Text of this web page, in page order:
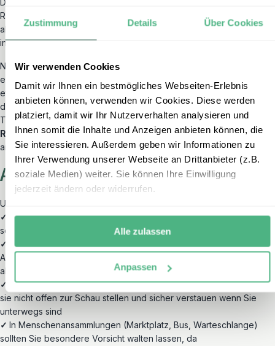
Zustimmung Details Über Cookies
Wir verwenden Cookies
Damit wir Ihnen ein bestmögliches Webseiten-Erlebnis
anbieten können, verwenden wir Cookies. Diese werden
platziert, damit wir Ihr Nutzerverhalten analysieren und
Ihnen somit die Inhalte und Anzeigen anbieten können, die
Sie interessieren. Außerdem geben wir Informationen zu
Ihrer Verwendung unserer Webseite an Drittanbieter (z.B.
soziale Medien) weiter. Sie können Ihre Einwilligung
jederzeit ändern oder widerrufen.
Alle zulassen
Anpassen
Das
Reisehinweise zu Nepal auf. Obwohl diese nicht immer regelmäßig
aktualisiert werden kann man sich dort ganz gut
informieren:Deutsches Auswärtiges Amt
Nepal ist ein Entwicklungsland und ein Vielvölkerstaat und hat auch
entsprechende Probleme. Seit jeher gibt es Konflikte zwischen
ethnischen Bevölkerungsgruppen. Diese finden aber meistens in
den abgelegenen Grenzregionen statt und richten sich nicht gegen
Touristen. Unserer Meinung nach ist Nepal aber einsicheres
Reiseland, wenn man bedachtsam und mit einem vernünftigen Maß
an Vorsicht reist. Aber dies gilt für alle Länder dieser Welt.
Allgemeine Sicherheitshinweise
Unsere Tipps für entspannte Nepalreisen:
✓
Abends und nachts sollte man nicht alleine durch abgelegene/
schlecht beleuchtete Straßen laufen
✓
Reagieren Sie bei aufdringlichen Verkäufern/ Fahrern und
Anbietern sonstiger Leistungen freundlich aber bestimmt
ablehnend.
✓
Wertgegenstände wie Kamera/ Handy und Portemonnaie sollten
sie nicht offen zur Schau stellen und sicher verstauen wenn Sie
unterwegs sind
✓ In Menschenansammlungen (Marktplatz, Bus, Warteschlange)
sollten Sie besondere Vorsicht walten lassen, da